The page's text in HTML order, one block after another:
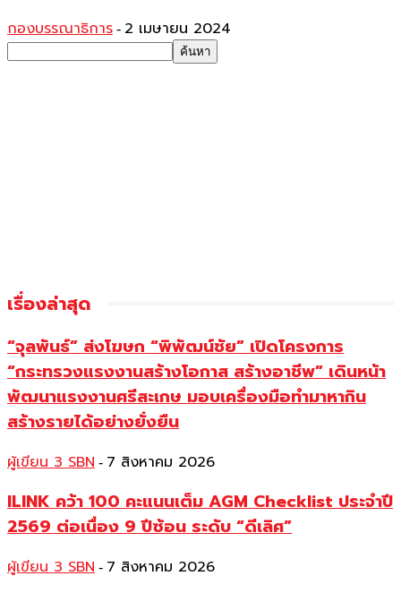
กองบรรณาธิการ - 2 เมษายน 2024
เรื่องล่าสุด
“จุลพันธ์” ส่งโฆษก “พิพัฒน์ชัย” เปิดโครงการ
“กระทรวงแรงงานสร้างโอกาส สร้างอาชีพ” เดินหน้า
พัฒนาแรงงานศรีสะเกษ มอบเครื่องมือทำมาหากิน
สร้างรายได้อย่างยั่งยืน
ผู้เขียน 3 SBN - 7 สิงหาคม 2026
ILINK คว้า 100 คะแนนเต็ม AGM Checklist ประจำปี
2569 ต่อเนื่อง 9 ปีซ้อน ระดับ “ดีเลิศ”
ผู้เขียน 3 SBN - 7 สิงหาคม 2026